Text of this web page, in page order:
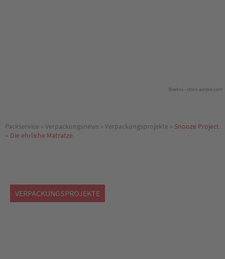
©sebra - stock.adobe.com
Packservice » Verpackungsnews » Verpackungsprojekte » Snooze Project
– Die ehrliche Matratze
VERPACKUNGSPROJEKTE